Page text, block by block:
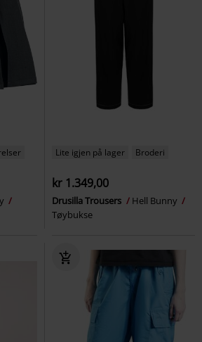
Lite igjen på lager Broderi
kr 1.349,00
Drusilla Trousers
Hell Bunny
Tøybukse